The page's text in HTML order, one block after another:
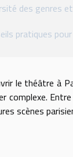
des genres
pratiques
le théâtre à
complexe.
scènes